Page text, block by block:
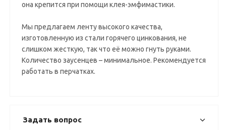
она крепится при помощи клея-эмфимастики.
Мы предлагаем ленту высокого качества,
изготовленную из стали горячего цинкования, не
слишком жесткую, так что её можно гнуть руками.
Количество заусенцев – минимальное. Рекомендуется
работать в перчатках.
Задать вопрос